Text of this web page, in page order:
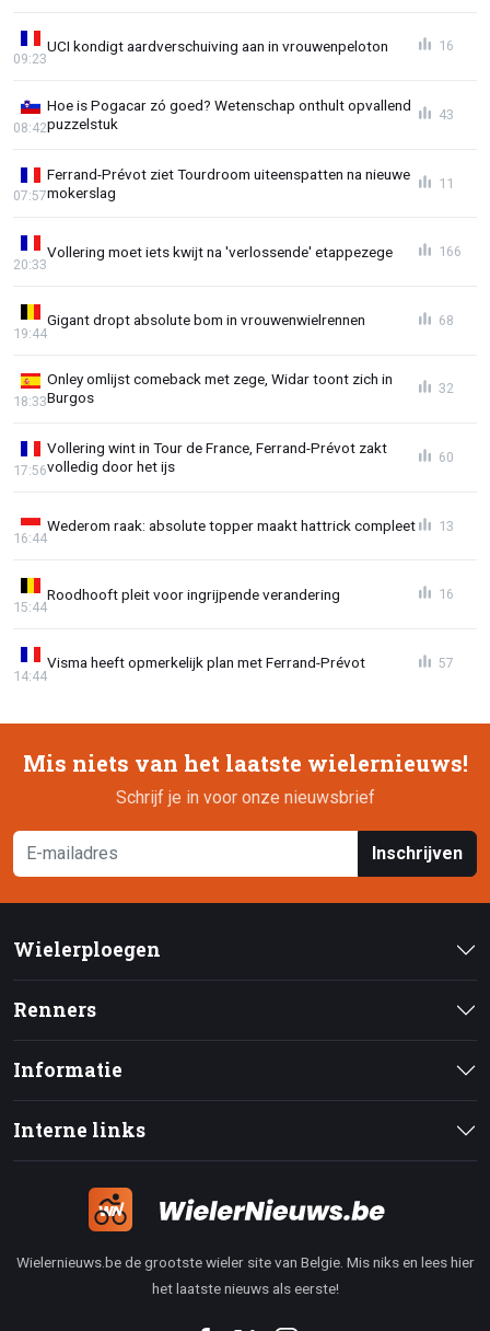
UCI kondigt aardverschuiving aan in vrouwenpeloton
09:23
16
Hoe is Pogacar zó goed? Wetenschap onthult opvallend
puzzelstuk
08:42
43
Ferrand-Prévot ziet Tourdroom uiteenspatten na nieuwe
mokerslag
07:57
11
Vollering moet iets kwijt na 'verlossende' etappezege
20:33
166
Gigant dropt absolute bom in vrouwenwielrennen
19:44
68
Onley omlijst comeback met zege, Widar toont zich in
Burgos
18:33
32
Vollering wint in Tour de France, Ferrand-Prévot zakt
volledig door het ijs
17:56
60
Wederom raak: absolute topper maakt hattrick compleet
16:44
13
Roodhooft pleit voor ingrijpende verandering
15:44
16
Visma heeft opmerkelijk plan met Ferrand-Prévot
14:44
57
Mis niets van het laatste wielernieuws!
Schrijf je in voor onze nieuwsbrief
Inschrijven
Wielerploegen
Renners
Informatie
Interne links
Wielernieuws.be de grootste wieler site van Belgie. Mis niks en lees hier
het laatste nieuws als eerste!